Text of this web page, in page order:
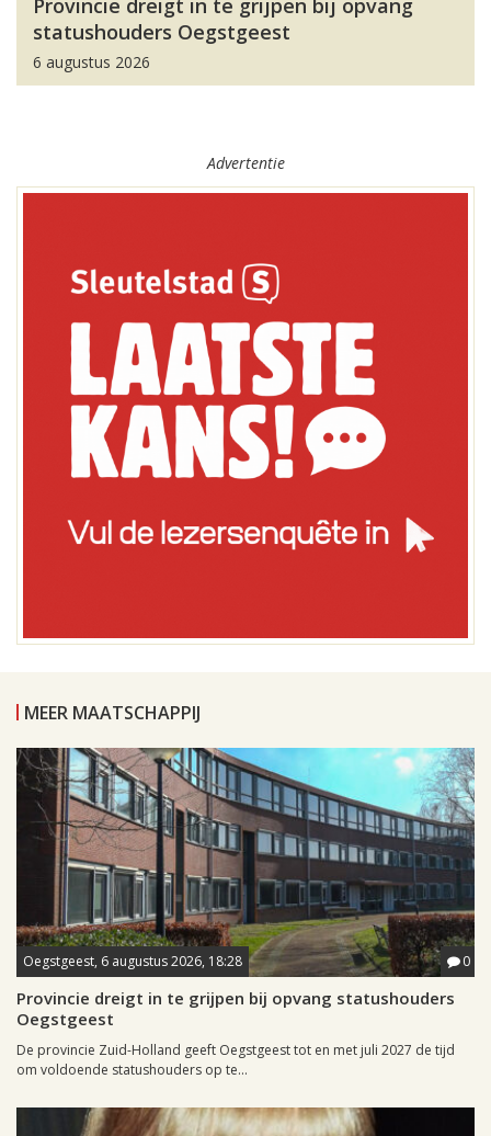
Provincie dreigt in te grijpen bij opvang
statushouders Oegstgeest
6 augustus 2026
Advertentie
MEER MAATSCHAPPIJ
Oegstgeest, 6 augustus 2026, 18:28 0
Provincie dreigt in te grijpen bij opvang statushouders
Oegstgeest
De provincie Zuid-Holland geeft Oegstgeest tot en met juli 2027 de tijd
om voldoende statushouders op te...